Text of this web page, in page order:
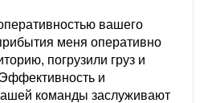
вашего
меня оперативно
погрузили груз и
и
команды заслуживают